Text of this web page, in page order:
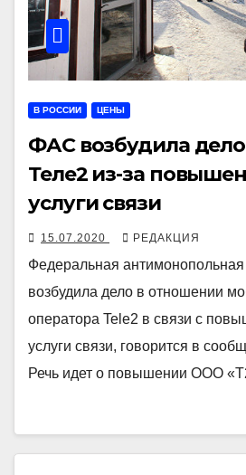
В РОССИИ ЦЕНЫ
ФАС возбудила
Теле2 из-за
услуги связи
15.07.2020 РЕДАКЦИЯ
Федеральная
возбудила дело в отношении
оператора Tele2 в связи с
услуги связи, говорится в
Речь идет о повышении ООО